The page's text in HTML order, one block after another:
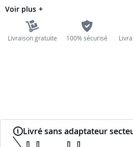
Voir plus
Livraison gratuite 100% sécurisé
Livré sans adaptateur